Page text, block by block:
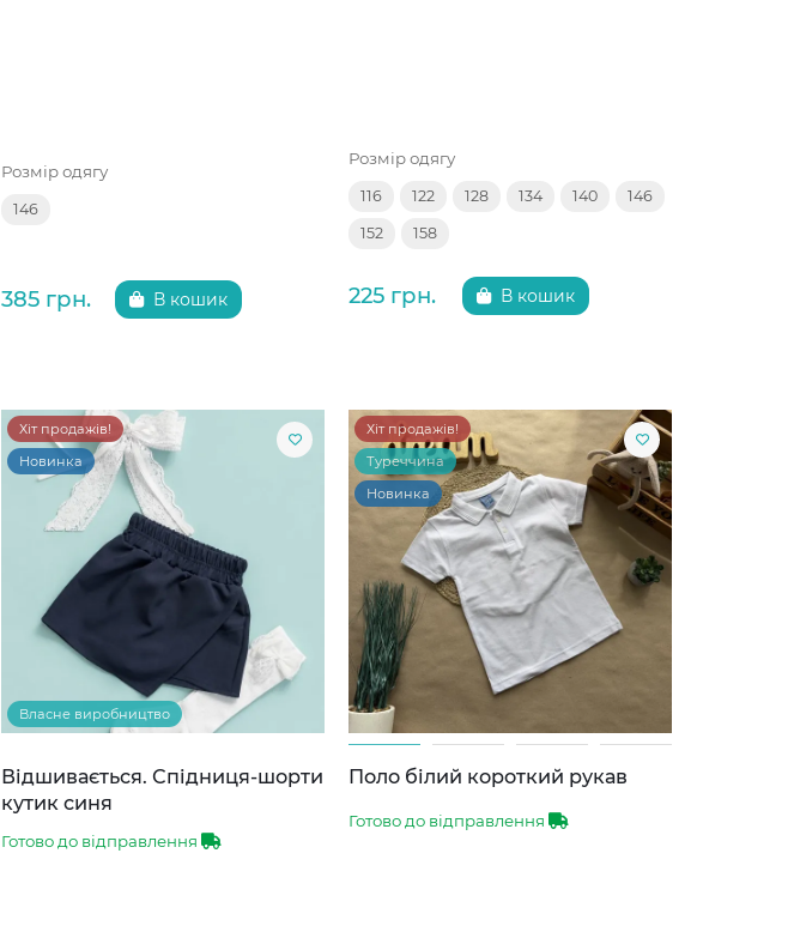
Розмір одягу
146
385 грн. В кошик
Розмір одягу
116 122 128 134 140 146
152 158
225 грн. В кошик
Хіт продажів!
Новинка
Власне виробництво
Відшивається. Спідниця-шорти
кутик синя
Готово до відправлення
Хіт продажів!
Туреччина
Новинка
Поло білий короткий рукав
Готово до відправлення